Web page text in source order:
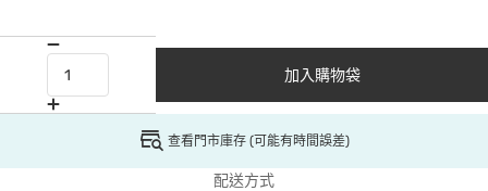
加入購物袋
查看門市庫存 (可能有時間誤差)
配送方式